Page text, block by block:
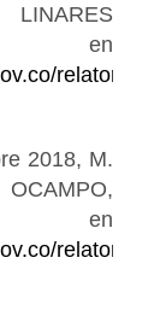
en
relatoria/
2018, M.
en
relatoria/